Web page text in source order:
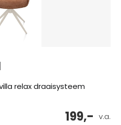
relax draaisysteem
v.a.
199,-